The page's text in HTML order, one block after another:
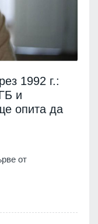
1992 г.:
и
опита да
от